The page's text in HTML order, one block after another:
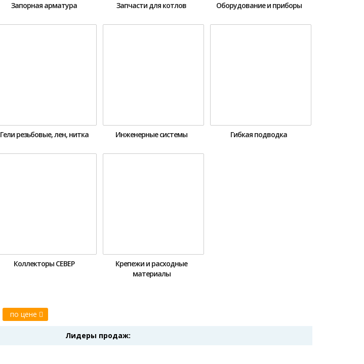
Запорная арматура Запчасти для котлов Оборудование и приборы
Гели резьбовые, лен, нитка Инженерные системы Гибкая подводка
Коллекторы СЕВЕР
Крепежи и расходные
материалы
по цене
Лидеры продаж: